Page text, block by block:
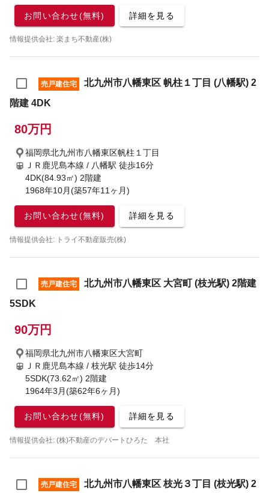
お問い合わせ(無料) 詳細を見る
情報提供会社: 楽まち不動産(株)
売戸建住宅
北九州市八幡東区 帆柱１丁目 (八幡駅) 2
階建 4DK
80万円
福岡県北九州市八幡東区帆柱１丁目
ＪＲ鹿児島本線 / 八幡駅 徒歩16分
4DK(84.93㎡) 2階建
1968年10月(築57年11ヶ月)
お問い合わせ(無料) 詳細を見る
情報提供会社: トライ不動産販売(株)
売戸建住宅
北九州市八幡東区 大宮町 (枝光駅) 2階建
5SDK
90万円
福岡県北九州市八幡東区大宮町
ＪＲ鹿児島本線 / 枝光駅 徒歩14分
5SDK(73.62㎡) 2階建
1964年3月(築62年6ヶ月)
お問い合わせ(無料) 詳細を見る
情報提供会社: (株)不動産のデパートひろた 本社
売戸建住宅
北九州市八幡東区 枝光３丁目 (枝光駅) 2